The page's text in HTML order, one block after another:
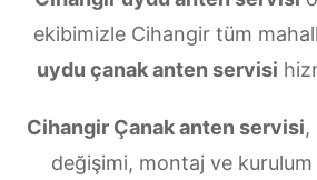
ekibimizle Cihangir tüm
uydu çanak anten servisi
Cihangir Çanak anten servisi,
değişimi, montaj ve